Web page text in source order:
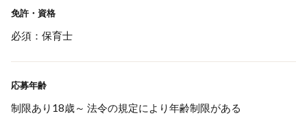
免許・資格
必須：保育士
応募年齢
制限あり18歳～ 法令の規定により年齢制限がある